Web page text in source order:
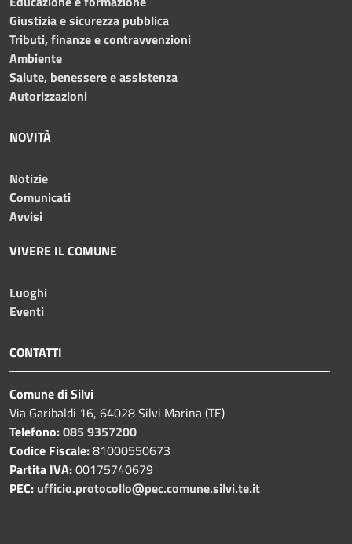
Giustizia e sicurezza pubblica
Tributi, finanze e contravvenzioni
Ambiente
Salute, benessere e assistenza
Autorizzazioni
NOVITÀ
Notizie
Comunicati
Avvisi
VIVERE IL COMUNE
Luoghi
Eventi
CONTATTI
Comune di Silvi
Via Garibaldi 16, 64028 Silvi Marina (TE)
Telefono:085 9357200
Codice Fiscale:81000550673
Partita IVA:00175740679
PEC: ufficio.protocollo@pec.comune.silvi.te.it